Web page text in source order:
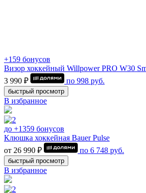
+159 бонусов
Визор хоккейный Willpower PRO W30
3 990 ₽
по 998 руб.
быстрый просмотр
В избранное
до +1359 бонусов
Клюшка хоккейная Bauer Pulse
от 26 990 ₽
по 6 748 руб.
быстрый просмотр
В избранное